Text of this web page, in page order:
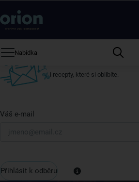
Nabídka
Získejte rady, recepty a tipy na
ostatní
Přihlaste se k odběru našeho newsletteru.
i recepty, které si oblíbíte.
Váš e-mail
Přihlásit k odběru